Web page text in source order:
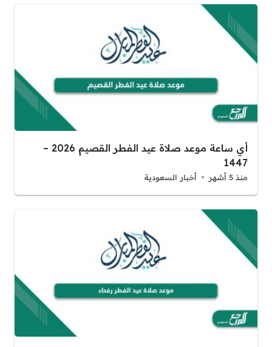
أي ساعة موعد صلاة عيد الفطر القصيم 2026 –
1447
منذ 5 أشهر أخبار السعودية